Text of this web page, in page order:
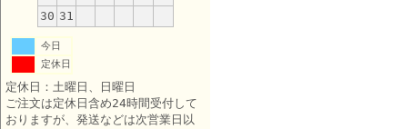
30 31
今日
定休日
定休日：土曜日、日曜日
ご注文は定休日含め24時間受付して
おりますが、発送などは次営業日以